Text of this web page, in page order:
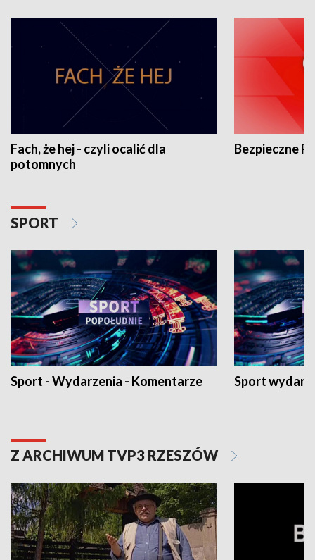
Fach, że hej - czyli ocalić dla
potomnych
Bezpieczne
SPORT
Sport - Wydarzenia - Komentarze Sport
Z ARCHIWUM TVP3 RZESZÓW